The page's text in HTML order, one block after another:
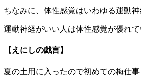
ちなみに、体性感覚はいわゆる運動
運動神経がいい人は体性感覚が優れ
【えにしの戯言】
夏の土用に入ったので初めての梅仕事